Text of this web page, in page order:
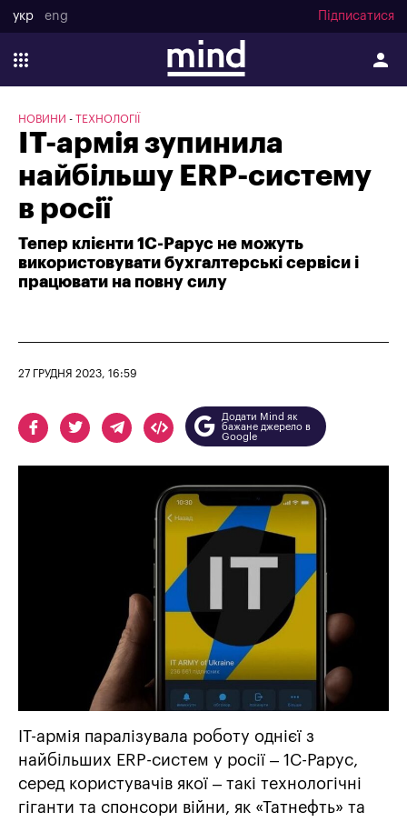
укр eng Підписатися
НОВИНИ ТЕХНОЛОГІЇ
IT-армія зупинила
найбільшу ERP-систему
в росії
Тепер клієнти 1С-Рарус не можуть
використовувати бухгалтерські сервіси і
працювати на повну силу
27 ГРУДНЯ 2023, 16:59
Додати Mind як
бажане джерело в
Google
IT-армія паралізувала роботу однієї з
найбільших ERP-систем у росії – 1С-Рарус,
серед користувачів якої – такі технологічні
гіганти та спонсори війни, як «Татнефть» та